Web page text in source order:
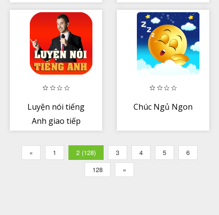
Văn
Luyện nói tiếng
Anh giao tiếp
Chúc Ngủ Ngon
« 1 2 (128) 3 4 5
6
128
»